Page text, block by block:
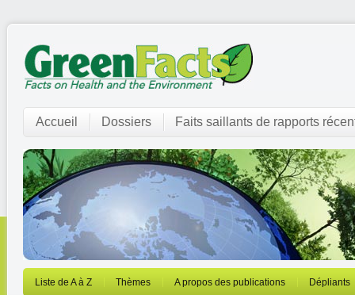
Accueil Dossiers Faits saillants de rapports
Liste de A à Z Thèmes A propos des publications Dépliants